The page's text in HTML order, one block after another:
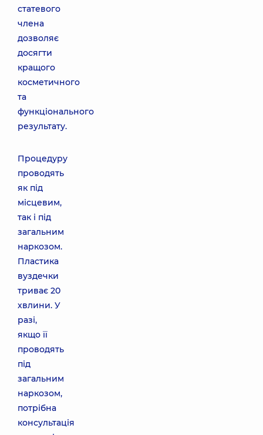
статевого
члена
дозволяє
досягти
кращого
косметичного
та
функціонального
результату.
Процедуру
проводять
як під
місцевим,
так і під
загальним
наркозом.
Пластика
вуздечки
триває 20
хвлини. У
разі,
якщо її
проводять
під
загальним
наркозом,
потрібна
консультація